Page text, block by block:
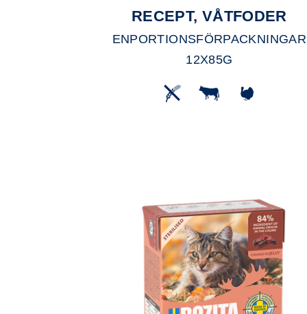
RECEPT, VÅTFODER
ENPORTIONSFÖRPACKNINGAR
12X85G